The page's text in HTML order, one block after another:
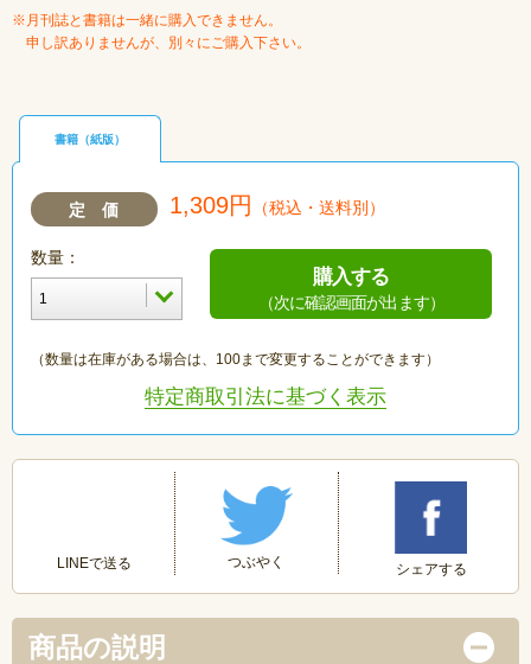
※月刊誌と書籍は一緒に購入できません。
申し訳ありませんが、別々にご購入下さい。
書籍（紙版）
定 価 1,309円 （税込・送料別）
数量：
購入する
（次に確認画面が出ます）
（数量は在庫がある場合は、100まで変更することができます）
特定商取引法に基づく表示
LINEで送る つぶやく シェアする
商品の説明